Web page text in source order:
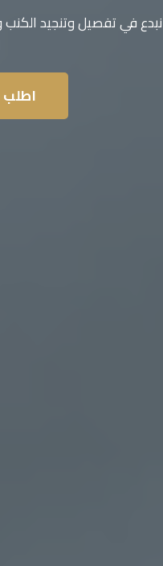
نبدع في تفصيل وتنجيد الكنب
اطلب